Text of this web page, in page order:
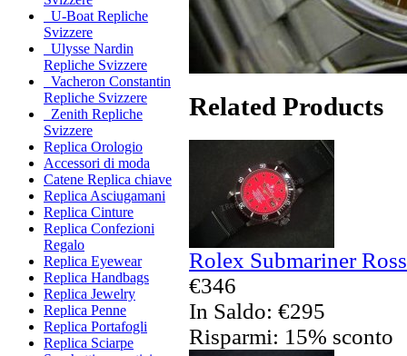
U-Boat Repliche
Svizzere
Ulysse Nardin
Repliche Svizzere
Vacheron Constantin
Repliche Svizzere
Zenith Repliche
Svizzere
Replica Orologio
Accessori di moda
Catene Replica chiave
Replica Asciugamani
Replica Cinture
Replica Confezioni
Regalo
Replica Eyewear
Replica Handbags
Replica Jewelry
Replica Penne
Replica Portafogli
Replica Sciarpe
Related Products
Rolex Submariner
€346
In Saldo: €295
Risparmi: 15% sconto